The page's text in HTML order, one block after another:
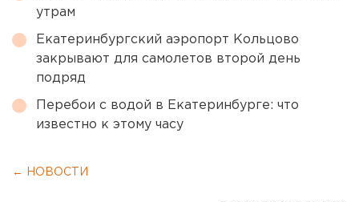
утрам
Екатеринбургский аэропорт Кольцово
закрывают для самолетов второй день
подряд
Перебои с водой в Екатеринбурге: что
известно к этому часу
← НОВОСТИ